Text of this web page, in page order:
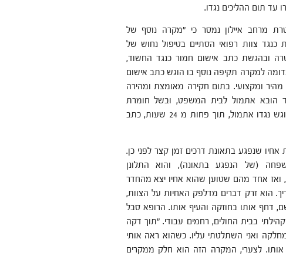
עד תום ההליכים נגדו.
מרחב איילון נמסר כי "מקרה נוסף של
כנגד צוות רפואי הסתיים בטיפול נחוש של
ובהגשת כתב אישום חמור כנגד החשוד,
למקרה תקיפה נוסף בו הוגש כתב אישום
מהיר ומקצועי. בתום חקירה מאומצת ומהירה
הובא אתמול לבית המשפט, ובשל חומרת
העבירה ומדיניות אפס סובלנות כנגד תוקפי עובדי ציבור הוגש נגדו אתמול, תוך פחות מ 24 שעות, כתב
אחיו שנפגע בתאונת דרכים זמן קצר לפני כן.
(של הנפגע בתאונה), והוא התלונן
ואז אחד מהם שטוען שהוא אחיו יצא מהחדר
הוא זרק דברים מדלפק האחיות על הצוות,
דחף אותו בחוזקה והעיף אותו. הרופא סבל
בבית החולים, רחמים עבודי. "תוך דקה
ואני השתלטתי עליו. כשהוא ראה אותי
אותו. לצערי, המקרה הזה הוא חלק ממקרים